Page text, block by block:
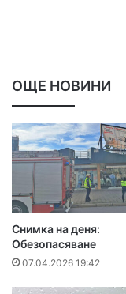
ОЩЕ НОВИНИ
Снимка на деня:
Обезопасяване
07.04.2026 19:42